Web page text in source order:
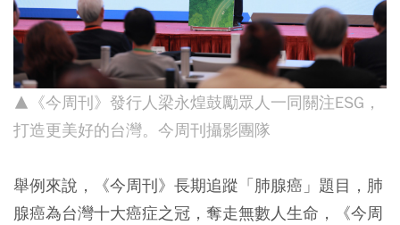
▲《今周刊》發行人梁永煌鼓勵眾人一同關注ESG，
打造更美好的台灣。今周刊攝影團隊
舉例來說，《今周刊》長期追蹤「肺腺癌」題目，肺
腺癌為台灣十大癌症之冠，奪走無數人生命，《今周